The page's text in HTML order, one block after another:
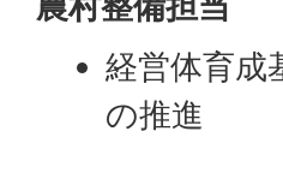
経営体育成
の推進